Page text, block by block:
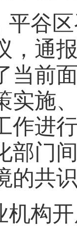
平谷
，通
当前
实施
作进
部门
的共
机构